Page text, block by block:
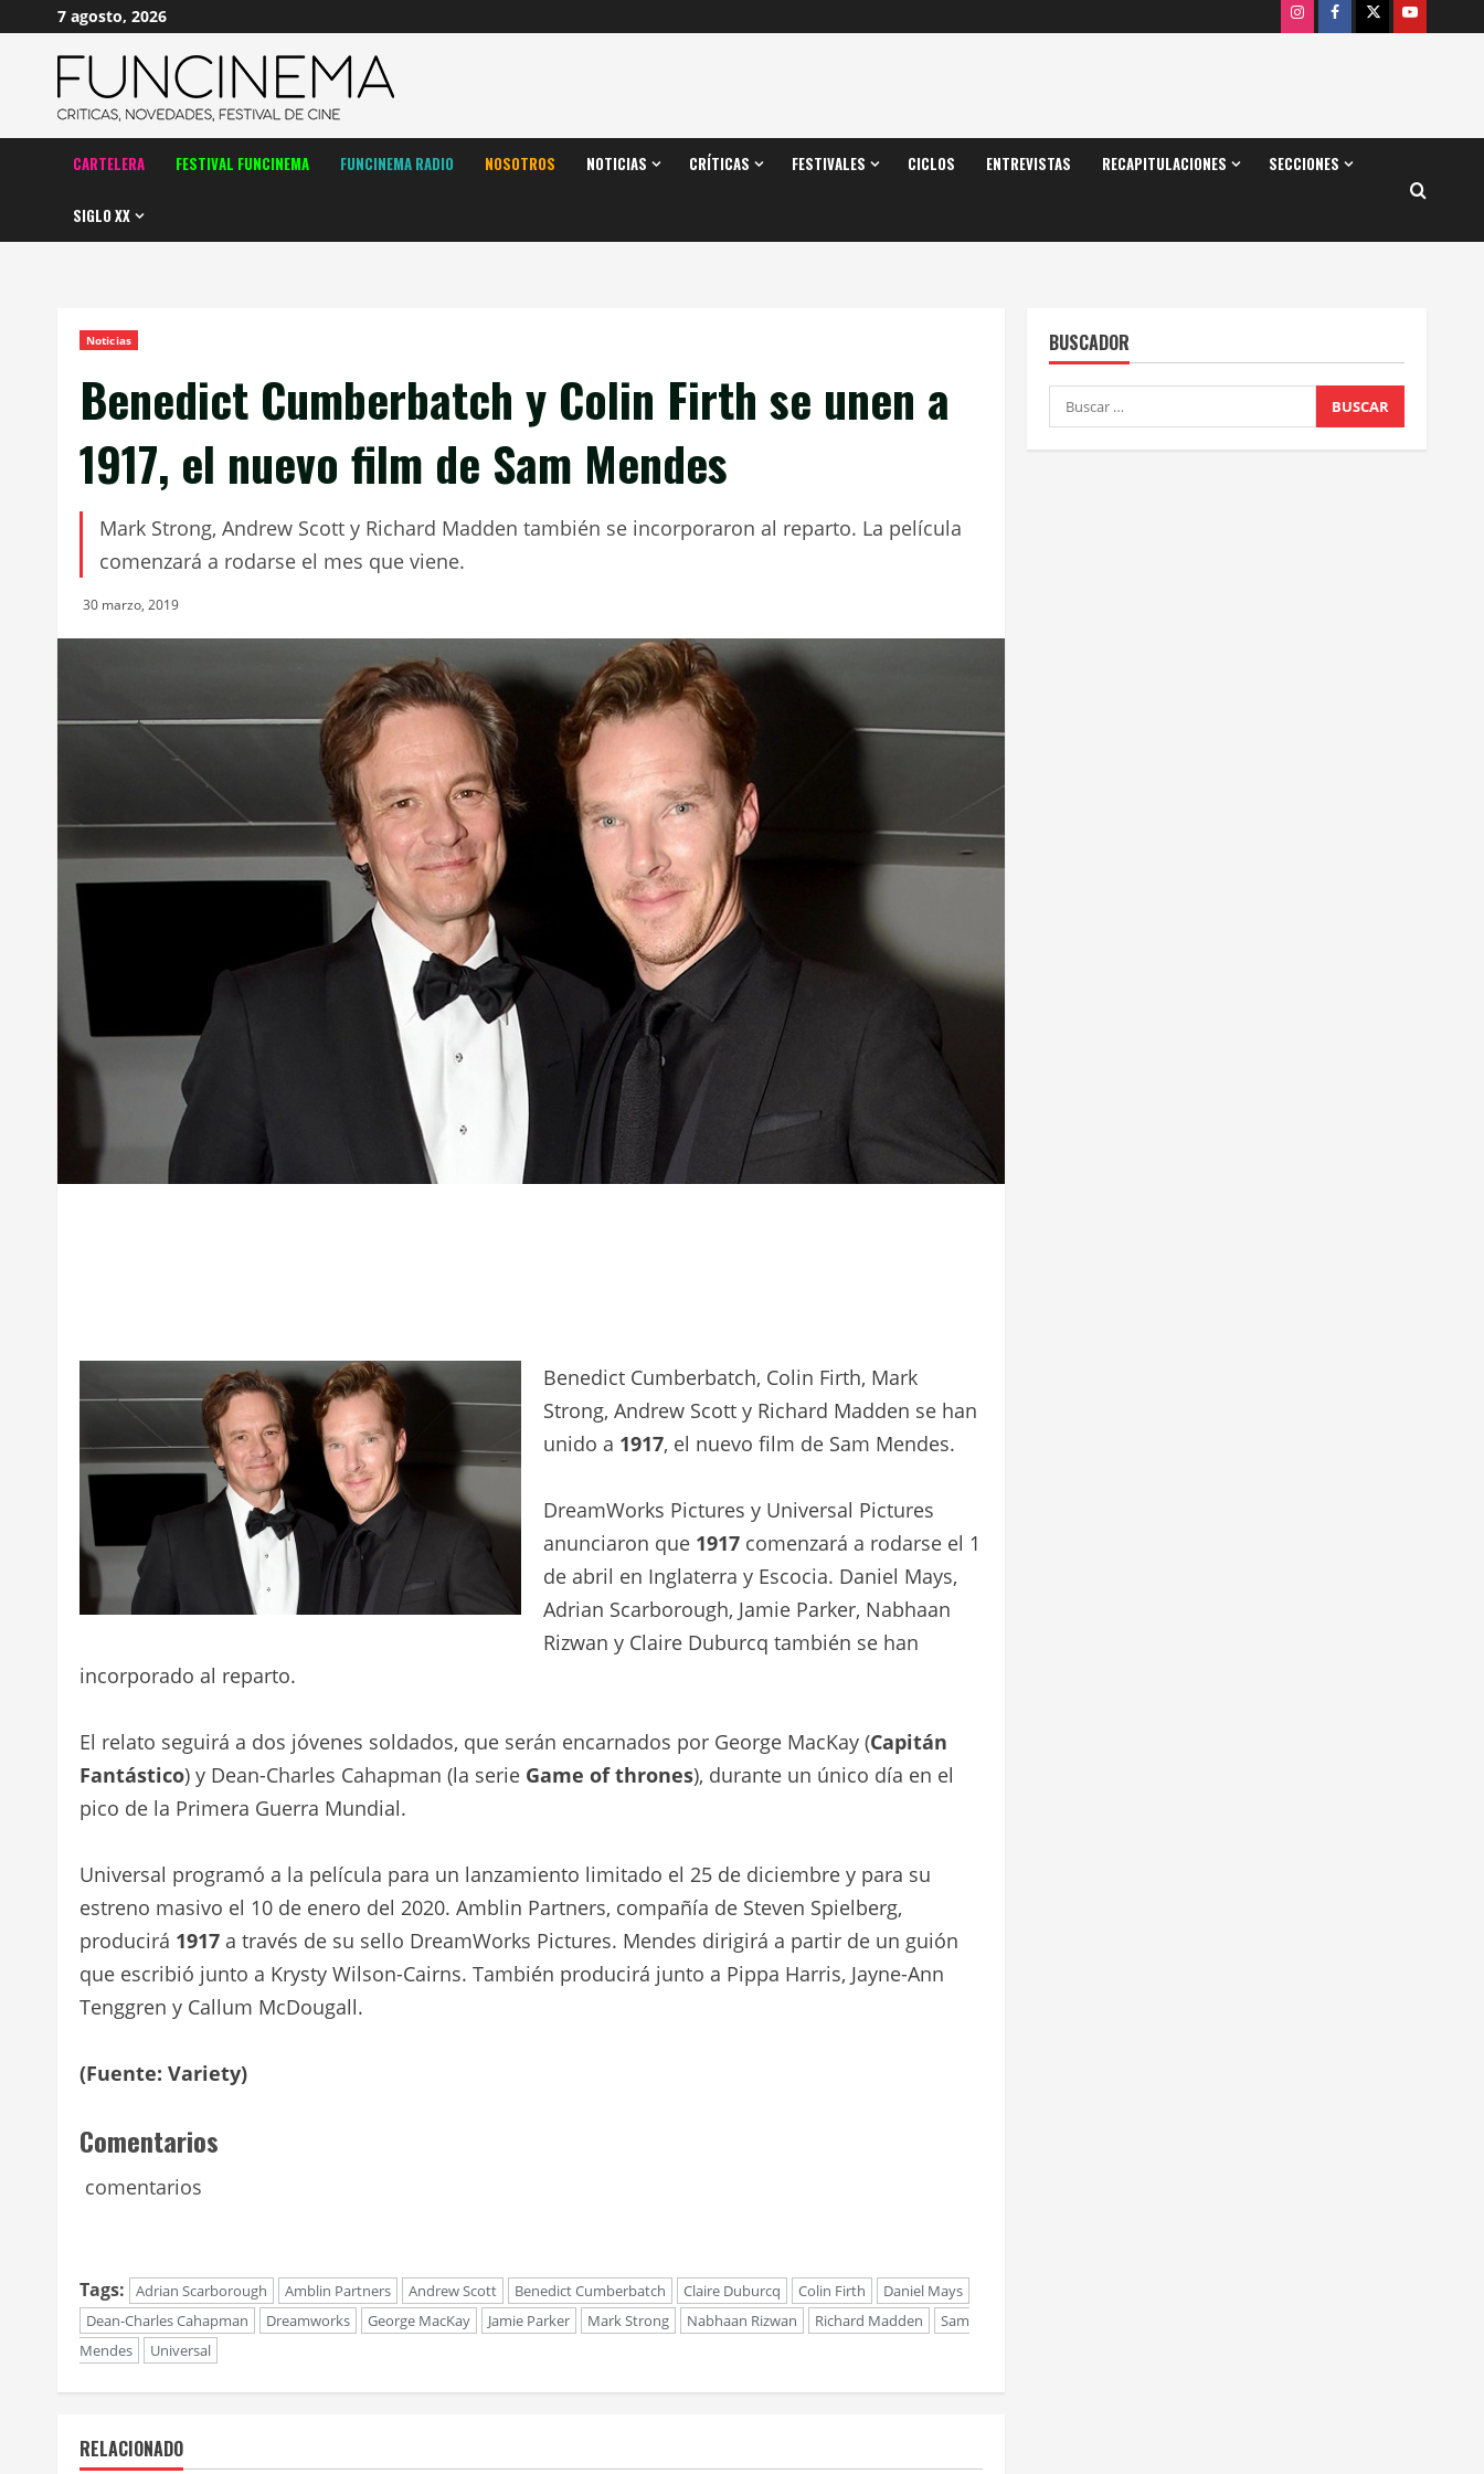
contenido
7 agosto, 2026 InstagramFacebook
X Youtube
CARTELERA FESTIVAL FUNCINEMA FUNCINEMA RADIO NOSOTROS NOTICIAS CRÍTICAS FESTIVALES CICLOS ENTREVISTAS RECAPITULACIONES SECCIONES
SIGLO XX
Noticias
Benedict Cumberbatch y Colin Firth se unen a
1917, el nuevo film de Sam Mendes
Mark Strong, Andrew Scott y Richard Madden también se incorporaron al reparto. La película
comenzará a rodarse el mes que viene.
30 marzo, 2019
Benedict Cumberbatch, Colin Firth, Mark
Strong, Andrew Scott y Richard Madden se han
unido a 1917, el nuevo film de Sam Mendes.
DreamWorks Pictures y Universal Pictures
anunciaron que 1917 comenzará a rodarse el 1
de abril en Inglaterra y Escocia. Daniel Mays,
Adrian Scarborough, Jamie Parker, Nabhaan
Rizwan y Claire Duburcq también se han
incorporado al reparto.
El relato seguirá a dos jóvenes soldados, que serán encarnados por George MacKay (Capitán
Fantástico) y Dean-Charles Cahapman (la serie Game of thrones), durante un único día en el
pico de la Primera Guerra Mundial.
Universal programó a la película para un lanzamiento limitado el 25 de diciembre y para su
estreno masivo el 10 de enero del 2020. Amblin Partners, compañía de Steven Spielberg,
producirá 1917 a través de su sello DreamWorks Pictures. Mendes dirigirá a partir de un guión
que escribió junto a Krysty Wilson-Cairns. También producirá junto a Pippa Harris, Jayne-Ann
Tenggren y Callum McDougall.
(Fuente: Variety)
Comentarios
comentarios
Tags: Adrian Scarborough Amblin Partners Andrew Scott Benedict Cumberbatch Claire Duburcq Colin Firth
Daniel Mays
Dean-Charles Cahapman
Dreamworks George MacKay Jamie Parker Mark Strong Nabhaan Rizwan Richard Madden
Sam
Mendes
Universal
RELACIONADO
BUSCADOR
Buscar: